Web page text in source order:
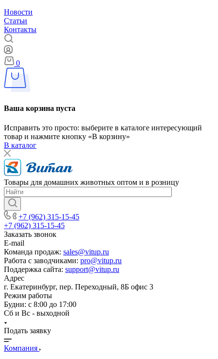
Новости
Статьи
Контакты
0
Ваша корзина пуста
Исправить это просто: выберите в каталоге интересующий
товар и нажмите кнопку «В корзину»
В каталог
Товары для домашних животных оптом и в розницу
+7 (962) 315-15-45
+7 (962) 315-15-45
Заказать звонок
E-mail
Команда продаж: sales@vitup.ru
Работа с заводчиками: pro@vitup.ru
Поддержка сайта: support@vitup.ru
Адрес
г. Екатеринбург, пер. Переходный, 8Б офис 3
Режим работы
Будни: с 8:00 до 17:00
Сб и Вс - выходной
Подать заявку
Компания